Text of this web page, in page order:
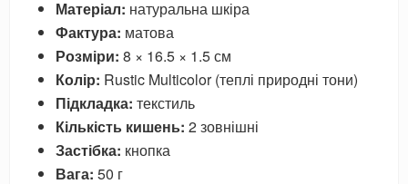
Матеріал: натуральна шкіра
Фактура: матова
Розміри: 8 × 16.5 × 1.5 см
Колір: Rustic Multicolor (теплі природні тони)
Підкладка: текстиль
Кількість кишень: 2 зовнішні
Застібка: кнопка
Вага: 50 г